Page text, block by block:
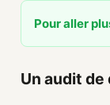
Pour aller
Un audit